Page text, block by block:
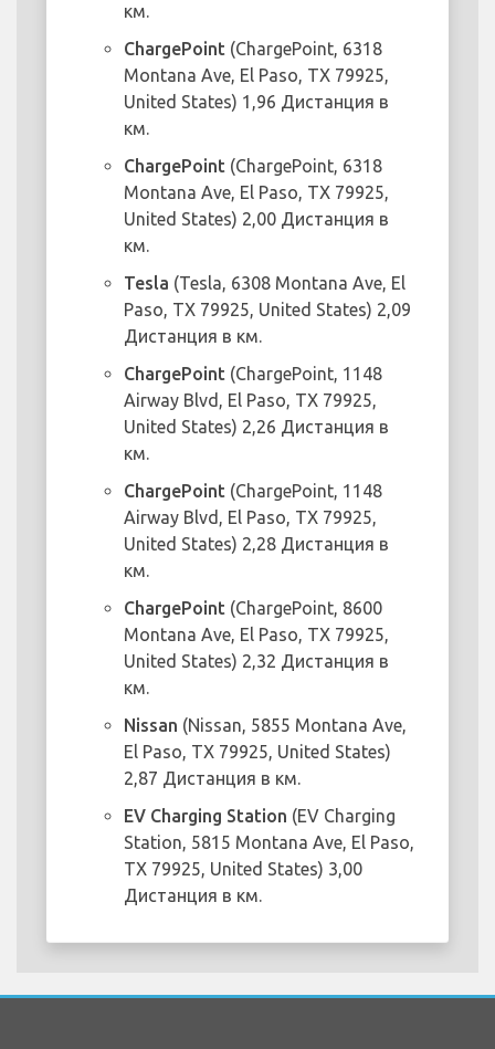
км.
ChargePoint (ChargePoint, 6318
Montana Ave, El Paso, TX 79925,
United States) 1,96 Дистанция в
км.
ChargePoint (ChargePoint, 6318
Montana Ave, El Paso, TX 79925,
United States) 2,00 Дистанция в
км.
Tesla (Tesla, 6308 Montana Ave, El
Paso, TX 79925, United States) 2,09
Дистанция в км.
ChargePoint (ChargePoint, 1148
Airway Blvd, El Paso, TX 79925,
United States) 2,26 Дистанция в
км.
ChargePoint (ChargePoint, 1148
Airway Blvd, El Paso, TX 79925,
United States) 2,28 Дистанция в
км.
ChargePoint (ChargePoint, 8600
Montana Ave, El Paso, TX 79925,
United States) 2,32 Дистанция в
км.
Nissan (Nissan, 5855 Montana Ave,
El Paso, TX 79925, United States)
2,87 Дистанция в км.
EV Charging Station (EV Charging
Station, 5815 Montana Ave, El Paso,
TX 79925, United States) 3,00
Дистанция в км.